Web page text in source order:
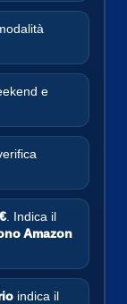
e
. Indica il
Amazon
indica il